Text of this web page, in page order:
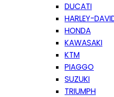
DUCATI
HARLEY-
HONDA
KAWASAKI
KTM
PIAGGO
SUZUKI
TRIUMPH